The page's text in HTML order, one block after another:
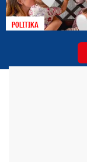
POLITIKA